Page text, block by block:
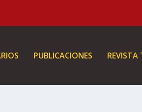
PUBLICACIONES REVISTA